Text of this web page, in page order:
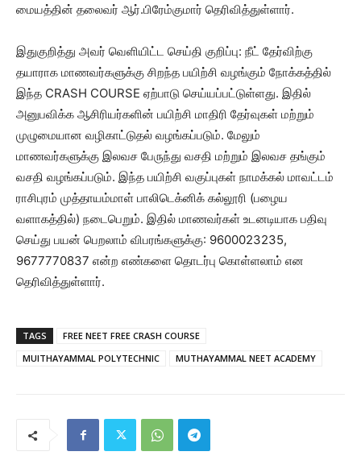
மையத்தின் தலைவர் ஆர்.பிரேம்குமார் தெரிவித்துள்ளார்.
இதுகுறித்து அவர் வெளியிட்ட செய்தி குறிப்பு: நீட் தேர்விற்கு
தயாராக மாணவர்களுக்கு சிறந்த பயிற்சி வழங்கும் நோக்கத்தில்
இந்த CRASH COURSE ஏற்பாடு செய்யப்பட்டுள்ளது. இதில்
அனுபவிக்க ஆசிரியர்களின் பயிற்சி மாதிரி தேர்வுகள் மற்றும்
முழுமையான வழிகாட்டுதல் வழங்கப்படும். மேலும்
மாணவர்களுக்கு இலவச பேருந்து வசதி மற்றும் இலவச தங்கும்
வசதி வழங்கப்படும். இந்த பயிற்சி வகுப்புகள் நாமக்கல் மாவட்டம்
ராசிபுரம் முத்தாயம்மாள் பாலிடெக்னிக் கல்லூரி (பழைய
வளாகத்தில்) நடைபெறும். இதில் மாணவர்கள் உடனடியாக பதிவு
செய்து பயன் பெறலாம் விபரங்களுக்கு: 9600023235,
9677770837 என்ற எண்களை தொடர்பு கொள்ளலாம் என
தெரிவித்துள்ளார்.
TAGS
FREE NEET FREE CRASH COURSE
MUITHAYAMMAL POLYTECHNIC
MUTHAYAMMAL NEET ACADEMY